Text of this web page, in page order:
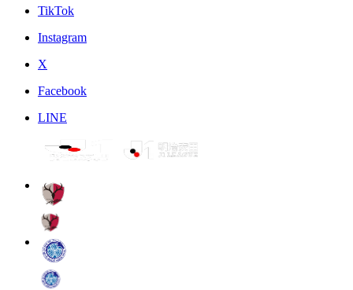
TikTok
Instagram
X
Facebook
LINE